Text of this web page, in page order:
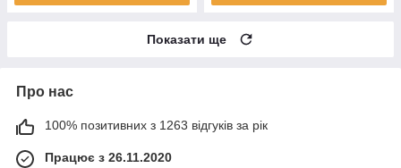
Показати ще
Про нас
100% позитивних з 1263 відгуків за рік
Працює з 26.11.2020